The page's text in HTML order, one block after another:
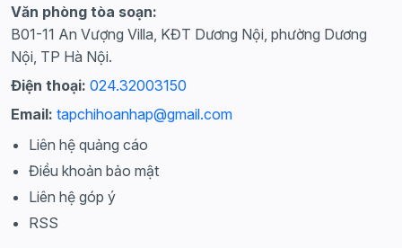
Văn phòng tòa soạn:
B01-11 An Vượng Villa, KĐT Dương Nội, phường Dương
Nội, TP Hà Nội.
Điện thoại: 024.32003150
Email: tapchihoanhap@gmail.com
Liên hệ quảng cáo
Điều khoản bảo mật
Liên hệ góp ý
RSS